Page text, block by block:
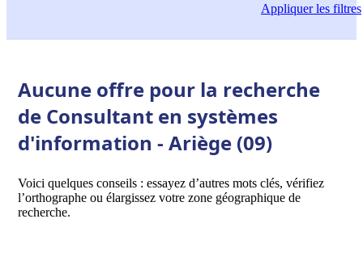
Appliquerles filtres
Aucune offre pour la recherche
de Consultant en systèmes
d'information - Ariège (09)
Voici quelques conseils : essayez d’autres mots clés, vérifiez
l’orthographe ou élargissez votre zone géographique de
recherche.